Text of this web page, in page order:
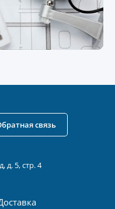
д. 5, стр. 4
связь